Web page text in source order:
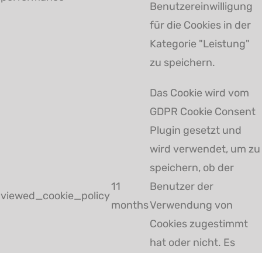
Benutzereinwilligung
für die Cookies in der
Kategorie "Leistung"
zu speichern.
viewed_cookie_policy
11
months
Das Cookie wird vom
GDPR Cookie Consent
Plugin gesetzt und
wird verwendet, um zu
speichern, ob der
Benutzer der
Verwendung von
Cookies zugestimmt
hat oder nicht. Es